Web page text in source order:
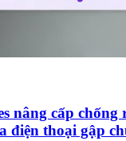
nâng cấp
điện thoại gập